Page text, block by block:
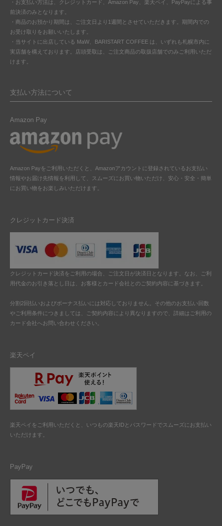
・お支払い方法は、クレジットカード、Amazon Pay、楽天ペイ、PayPayによる事
前決済のみとなります。
・商品のお預かり期間は、ご注文日より1週間とさせていただきます。期間内での
お受け取りをお願いいたします。
・当サイトに出店している MaW、BARISTART COFFEE は、いずれも札幌市内に
実店舗を構えております。店頭受取は、ご注文商品の取扱店舗でのみご利用いただ
けます。
支払い方法について
Amazon Pay
Amazon Payをご利用いただくと、Amazonアカウントに登録されているお支払い
情報やお届け先情報を利用して、スムーズにお買い物いただけ、安心・安全・簡単
にお買い物をお楽しみいただけます。
クレジットカード決済
クレジットカード決済をご利用の場合、ご注文日が決済日となります。なお、ご利
用代金のお引き落とし日は、お客様とカード会社とのご契約内容に基づきます。
分割2回払いおよびボーナス払いには対応しておりません。その他のお支払い回数
やご利用条件につきましては、ご契約内容により異なりますので、詳細はご利用の
カード会社へお問い合わせください。
楽天ペイ
楽天ペイをご利用いただくと、いつもの楽天IDとパスワードでスムーズにお支払い
いただけます。
PayPay